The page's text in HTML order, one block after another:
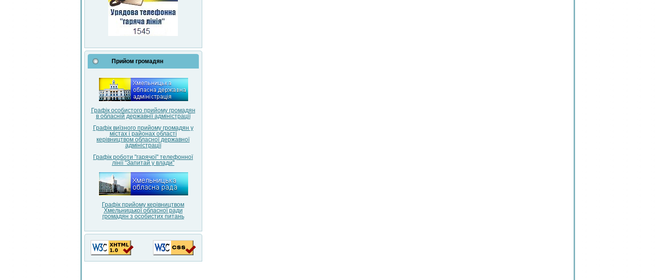
Прийом громадян
Графік особистого прийому громадян
в обласній державнії адміністрації
Графік виїзного прийому громадян у
містах і районах області
керівництвом обласної державної
адміністрації
Графік роботи "гарячої" телефонної
лінії "Запитай у влади"
Графік прийому керівництвом
Хмельницької обласної ради
громадян з особистих питань